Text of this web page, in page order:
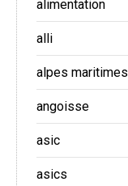
alimentation
alli
alpes maritimes
angoisse
asic
asics